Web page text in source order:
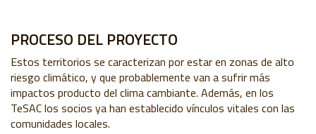
PROCESO DEL PROYECTO
Estos territorios se caracterizan por estar en zonas de alto
riesgo climático, y que probablemente van a sufrir más
impactos producto del clima cambiante. Además, en los
TeSAC los socios ya han establecido vínculos vitales con las
comunidades locales.